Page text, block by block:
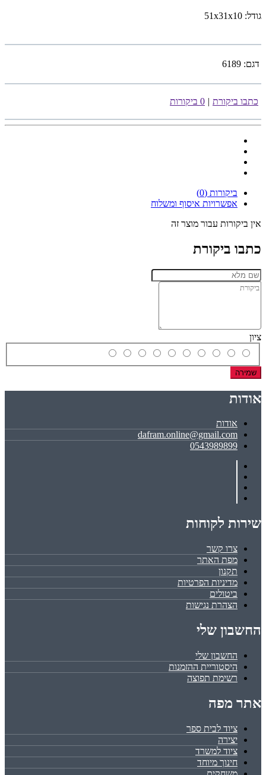
גודל: 51x31x10
דגם: 6189
כתבו ביקורת | 0 ביקורות
ביקורות (0)
אפשרויות איסוף ומשלוח
אין ביקורות עבור מוצר זה
כתבו ביקורת
ציון
שמירה
אודות
אודות
dafram.online@gmail.com
0543989899
שירות לקוחות
צרו קשר
מפת האתר
תקנון
מדיניות הפרטיות
ביטולים
הצהרת נגישות
החשבון שלי
החשבון שלי
היסטוריית ההזמנות
רשימת תפוצה
אתר מפה
ציוד לבית ספר
יצירה
ציוד למשרד
חינוך מיוחד